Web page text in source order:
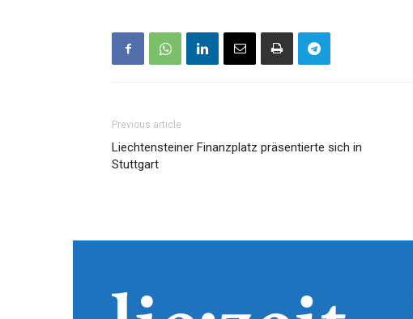
Previous article
Liechtensteiner Finanzplatz präsentierte sich in
Stuttgart